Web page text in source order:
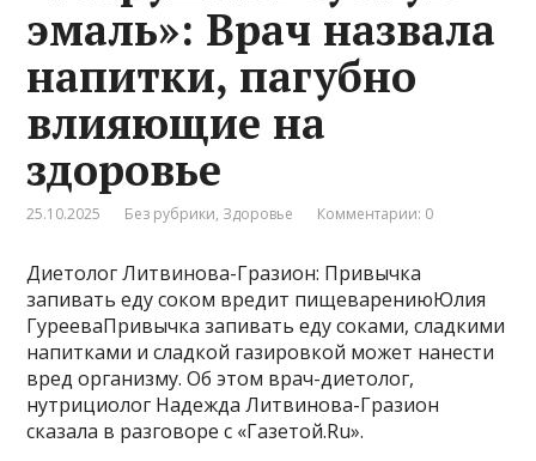
эмаль»: Врач назвала
напитки, пагубно
влияющие на
здоровье
25.10.2025 Без рубрики, Здоровье Комментарии: 0
Диетолог Литвинова-Гразион: Привычка
запивать еду соком вредит пищеварениюЮлия
ГурееваПривычка запивать еду соками, сладкими
напитками и сладкой газировкой может нанести
вред организму. Об этом врач-диетолог,
нутрициолог Надежда Литвинова-Гразион
сказала в разговоре с «Газетой.Ru».